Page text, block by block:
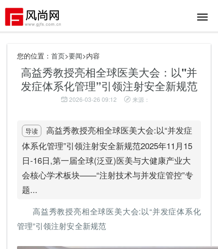
切
您的位置： 首页>要闻>内容
高益秀教授亮相全球医美大会：以"并
发症体系化管理”引领注射安全新规范
2026-03-26 09:12 来源：
导读
高益秀教授亮相全球医美大会:以“并发症
体系化管理”引领注射安全新规范2025年11月15
日-16日,第一届全球(泛亚)医美与大健康产业大
会核心学术板块——“注射技术与并发症管控”专
题...
高益秀教授亮相全球医美大会:以“并发症体系化
管理”引领注射安全新规范